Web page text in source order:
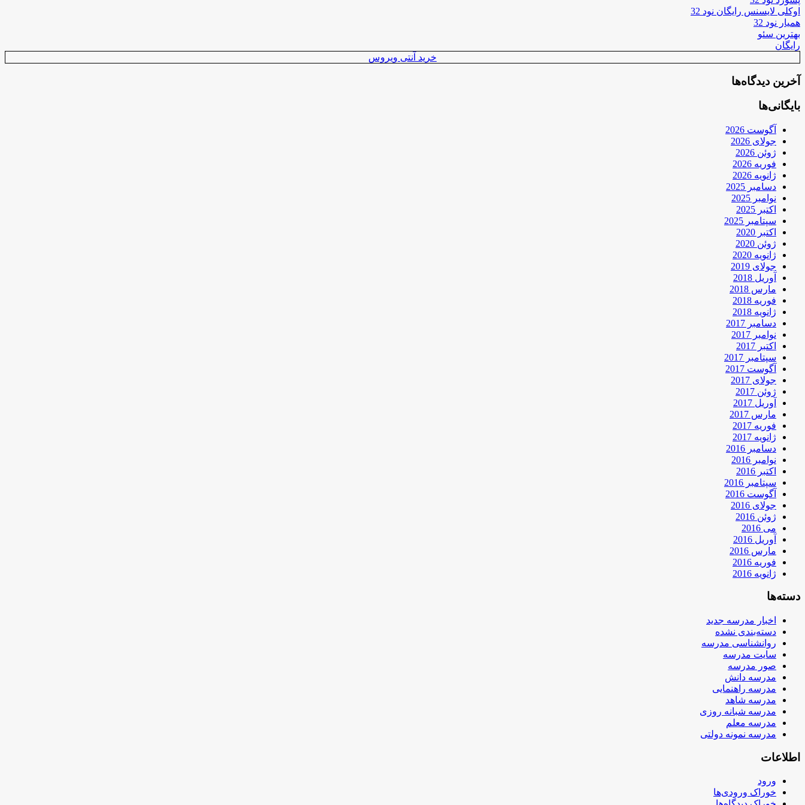
اوکلی لایسنس رایگان نود 32
همیار نود 32
بهترین سئو
رایگان
خرید آنتی ویروس
آخرین دیدگاه‌ها
بایگانی‌ها
آگوست 2026
جولای 2026
ژوئن 2026
فوریه 2026
ژانویه 2026
دسامبر 2025
نوامبر 2025
اکتبر 2025
سپتامبر 2025
اکتبر 2020
ژوئن 2020
ژانویه 2020
جولای 2019
آوریل 2018
مارس 2018
فوریه 2018
ژانویه 2018
دسامبر 2017
نوامبر 2017
اکتبر 2017
سپتامبر 2017
آگوست 2017
جولای 2017
ژوئن 2017
آوریل 2017
مارس 2017
فوریه 2017
ژانویه 2017
دسامبر 2016
نوامبر 2016
اکتبر 2016
سپتامبر 2016
آگوست 2016
جولای 2016
ژوئن 2016
می 2016
آوریل 2016
مارس 2016
فوریه 2016
ژانویه 2016
دسته‌ها
اخبار مدرسه جدید
دسته‌بندی نشده
روانشناسی مدرسه
سایت مدرسه
صور مدرسه
مدرسه دانش
مدرسه راهنمایی
مدرسه شاهد
مدرسه شبانه روزی
مدرسه معلم
مدرسه نمونه دولتی
اطلاعات
ورود
خوراک ورودی‌ها